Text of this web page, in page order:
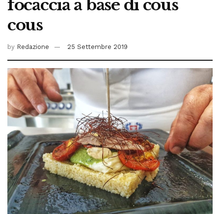
focaccia a base di cous
cous
by Redazione 25 Settembre 2019